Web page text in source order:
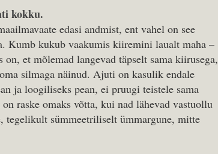
kokku.
edasi andmist, ent vahel on see
Kumb kukub vaakumis kiiremini laualt maha –
on, et mõlemad langevad täpselt sama kiirusega,
silmaga näinud. Ajuti on kasulik endale
ja loogiliseks pean, ei pruugi teistele sama
raske omaks võtta, kui nad lähevad vastuollu
tegelikult sümmeetriliselt ümmargune, mitte